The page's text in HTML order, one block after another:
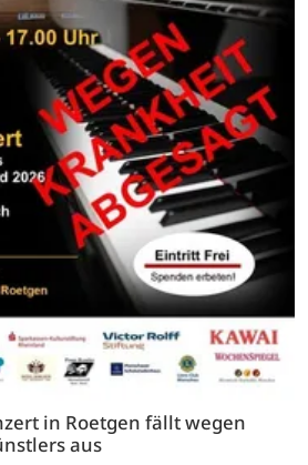
in Roetgen fällt wegen
aus